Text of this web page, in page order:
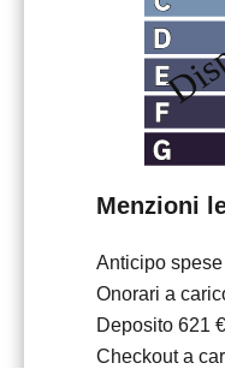
Menzioni
Anticipo spese
Onorari a
Deposito 621 €
Checkout a